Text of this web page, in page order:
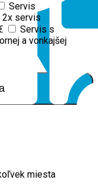
Servis
2x servis
Servis s
a vonkajšej
miesta